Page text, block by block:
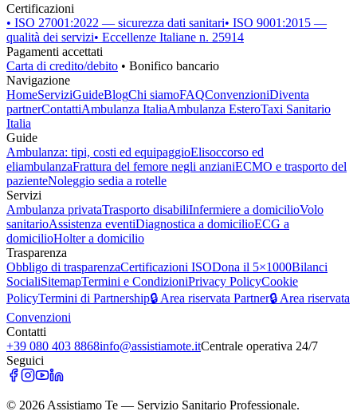
Certificazioni
• ISO 27001:2022 — sicurezza dati sanitari• ISO 9001:2015 —
qualità dei servizi• Eccellenze Italiane n. 25914
Pagamenti accettati
Carta di credito/debito • Bonifico bancario
Navigazione
HomeServiziGuideBlogChi siamoFAQConvenzioniDiventa
partnerContattiAmbulanza ItaliaAmbulanza EsteroTaxi Sanitario
Italia
Guide
Ambulanza: tipi, costi ed equipaggioElisoccorso ed
eliambulanzaFrattura del femore negli anzianiECMO e trasporto del
pazienteNoleggio sedia a rotelle
Servizi
Ambulanza privataTrasporto disabiliInfermiere a domicilioVolo
sanitarioAssistenza eventiDiagnostica a domicilioECG a
domicilioHolter a domicilio
Trasparenza
Obbligo di trasparenzaCertificazioni ISODona il 5×1000Bilanci
SocialiSitemapTermini e CondizioniPrivacy PolicyCookie
PolicyTermini di Partnership🔒 Area riservata Partner🔒 Area riservata
Convenzioni
Contatti
+39 080 403 8868info@assistiamote.itCentrale operativa 24/7
Seguici
© 2026 Assistiamo Te — Servizio Sanitario Professionale.